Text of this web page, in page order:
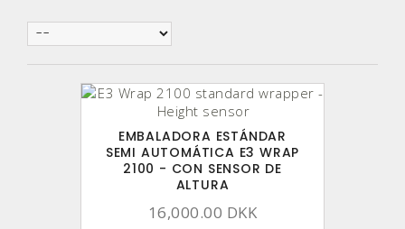
EMBALADORA ESTÁNDAR
SEMI AUTOMÁTICA E3 WRAP
2100 - CON SENSOR DE
ALTURA
16,000.00 DKK